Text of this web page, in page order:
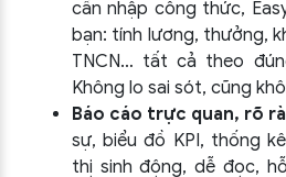
cần nhập công thức,
bạn: tính lương, thưởng,
TNCN… tất cả theo
Không lo sai sót, cũng
Báo cáo trực quan, rõ
sự, biểu đồ KPI, thống
thị sinh động, dễ đọc,